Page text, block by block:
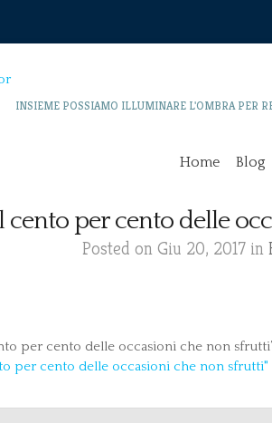
INSIEME POSSIAMO ILLUMINARE L'OMBRA PER
Home Blog
cento per cento delle
Posted on Giu 20, 2017 in